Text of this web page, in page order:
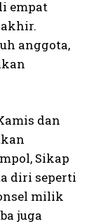
empat
anggota,
dan
Sikap
diri seperti
milik
juga